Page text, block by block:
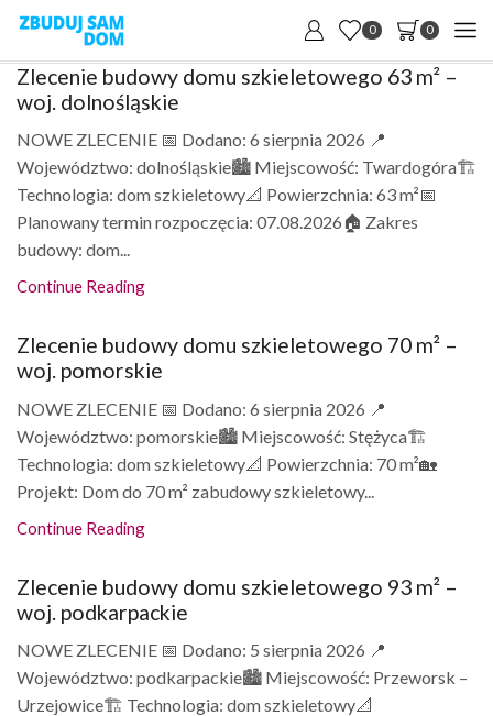
0 0
Zlecenie budowy domu szkieletowego 63 m² –
woj. dolnośląskie
NOWE ZLECENIE 📅 Dodano: 6 sierpnia 2026 📍
Województwo: dolnośląskie🏙️ Miejscowość: Twardogóra🏗️
Technologia: dom szkieletowy📐 Powierzchnia: 63 m²📅
Planowany termin rozpoczęcia: 07.08.2026🏠 Zakres
budowy: dom...
Continue Reading
Zlecenie budowy domu szkieletowego 70 m² –
woj. pomorskie
NOWE ZLECENIE 📅 Dodano: 6 sierpnia 2026 📍
Województwo: pomorskie🏙️ Miejscowość: Stężyca🏗️
Technologia: dom szkieletowy📐 Powierzchnia: 70 m²🏡
Projekt: Dom do 70 m² zabudowy szkieletowy...
Continue Reading
Zlecenie budowy domu szkieletowego 93 m² –
woj. podkarpackie
NOWE ZLECENIE 📅 Dodano: 5 sierpnia 2026 📍
Województwo: podkarpackie🏙️ Miejscowość: Przeworsk –
Urzejowice🏗️ Technologia: dom szkieletowy📐